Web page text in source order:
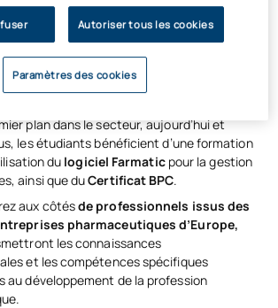
à la gestion d’entreprise comme
et la gestion de l’entreprise pharmaceutique,
la gestion et la planification,
et l’informatique, etc.
plan dans le secteur, aujourd’hui et
les étudiants bénéficient d’une formation
du logiciel Farmatic pour la gestion
ainsi que duCertificat BPC.
aux côtésde professionnels issus des
pharmaceutiques d’Europe,
les connaissances
et les compétences spécifiques
au développement de la profession
Autoriser tous les cookies
Paramètres des cookies